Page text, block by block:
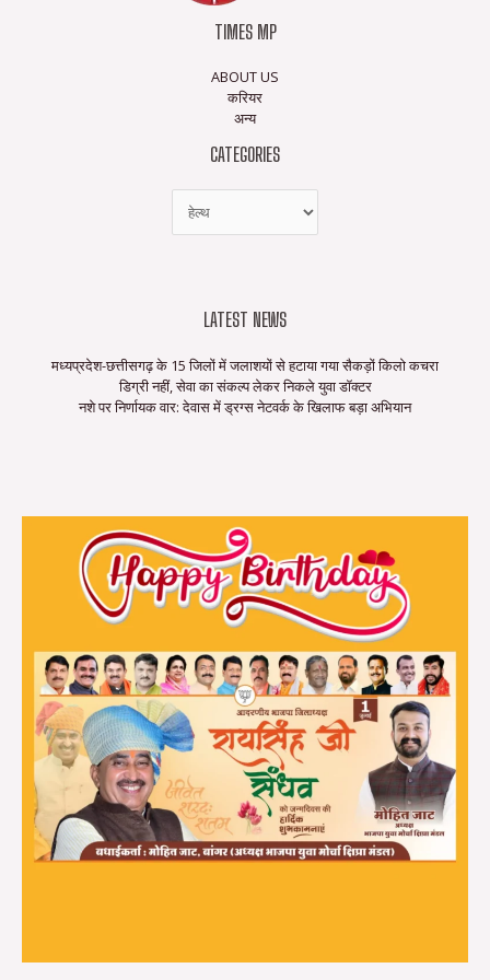
TIMES MP
ABOUT US
करियर
अन्य
CATEGORIES
LATEST NEWS
मध्यप्रदेश-छत्तीसगढ़ के 15 जिलों में जलाशयों से हटाया गया सैकड़ों किलो कचरा
डिग्री नहीं, सेवा का संकल्प लेकर निकले युवा डॉक्टर
नशे पर निर्णायक वार: देवास में ड्रग्स नेटवर्क के खिलाफ बड़ा अभियान